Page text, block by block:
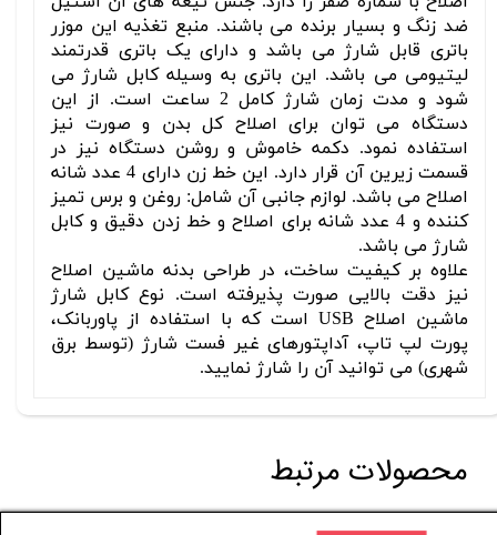
ضد زنگ و بسیار برنده می باشند. منبع تغذیه این موزر
باتری قابل شارژ می باشد و دارای یک باتری قدرتمند
لیتیومی می باشد. این باتری به وسیله کابل شارژ می
شود و مدت زمان شارژ کامل 2 ساعت است. از این
دستگاه می توان برای اصلاح کل بدن و صورت نیز
استفاده نمود. دکمه خاموش و روشن دستگاه نیز در
قسمت زیرین آن قرار دارد. این خط زن دارای 4 عدد شانه
اصلاح می باشد. لوازم جانبی آن شامل: روغن و برس تمیز
کننده و 4 عدد شانه برای اصلاح و خط زدن دقیق و کابل
شارژ می باشد.
علاوه بر کیفیت ساخت، در طراحی بدنه ماشین اصلاح
نیز دقت بالایی صورت پذیرفته است. نوع کابل شارژ
ماشین اصلاح USB است که با استفاده از پاوربانک،
پورت لپ تاپ، آداپتورهای غیر فست شارژ (توسط برق
شهری) می توانید آن را شارژ نمایید.
محصولات مرتبط